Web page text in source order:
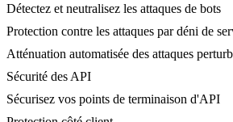
Détectez et neutralisez les attaques de bots
Protection contre les attaques par déni de
Atténuation automatisée des attaques
Sécurité des API
Sécurisez vos points de terminaison d'API